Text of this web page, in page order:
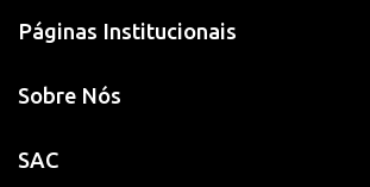
Páginas Institucionais
Sobre Nós
SAC